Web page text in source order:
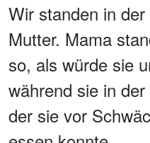
Wir standen in
Mutter. Mama
so, als würde sie
während sie in
der sie vor